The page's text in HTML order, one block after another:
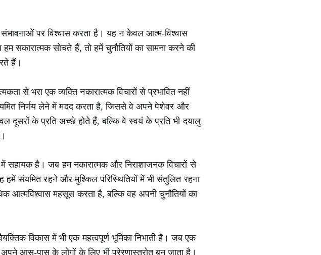
पर विश्वास करता है। यह न केवल आत्म-विश्वास
सकारात्मक सोचते हैं, तो हमें चुनौतियों का सामना करने की
हैं।
से भरा एक व्यक्ति नकारात्मक विचारों से प्रभावित नहीं
निर्णय लेने में मदद करता है, जिससे वे अपने पेशेवर और
दूसरों के प्रति अच्छे होते हैं, बल्कि वे स्वयं के प्रति भी दयालु
सहायक है। जब हम नकारात्मक और निराशाजनक विचारों से
हमें संयमित रहने और मुश्किल परिस्थितियों में भी संतुलित रहना
आत्मविश्वास महसूस करता है, बल्कि वह अपनी चुनौतियों का
विकास में भी एक महत्वपूर्ण भूमिका निभाती है। जब एक
आस-पास के लोगों के लिए भी प्रेरणास्त्रोत बन जाता है।